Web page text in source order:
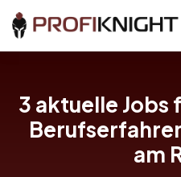
3 aktuelle Jobs
am